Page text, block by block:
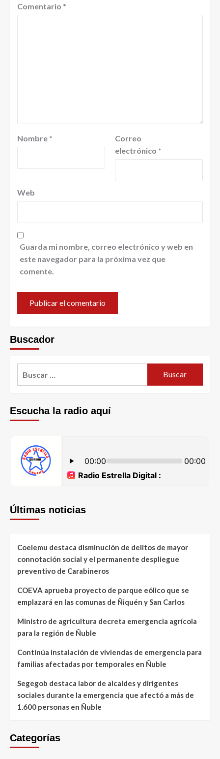
Comentario *
Nombre *
Correo
electrónico *
Web
Guarda mi nombre, correo electrónico y web en
este navegador para la próxima vez que
comente.
Buscador
Escucha la radio aquí
Últimas noticias
Coelemu destaca disminución de delitos de mayor
connotación social y el permanente despliegue
preventivo de Carabineros
COEVA aprueba proyecto de parque eólico que se
emplazará en las comunas de Ñiquén y San Carlos
Ministro de agricultura decreta emergencia agrícola
para la región de Ñuble
Continúa instalación de viviendas de emergencia para
familias afectadas por temporales en Ñuble
Segegob destaca labor de alcaldes y dirigentes
sociales durante la emergencia que afectó a más de
1.600 personas en Ñuble
Categorías